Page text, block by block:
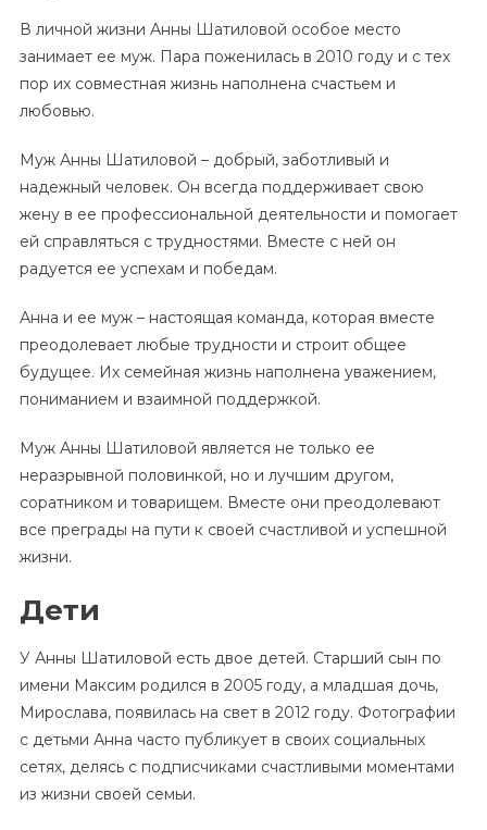
В личной жизни Анны Шатиловой особое место
занимает ее муж. Пара поженилась в 2010 году и с тех
пор их совместная жизнь наполнена счастьем и
любовью.
Муж Анны Шатиловой – добрый, заботливый и
надежный человек. Он всегда поддерживает свою
жену в ее профессиональной деятельности и помогает
ей справляться с трудностями. Вместе с ней он
радуется ее успехам и победам.
Анна и ее муж – настоящая команда, которая вместе
преодолевает любые трудности и строит общее
будущее. Их семейная жизнь наполнена уважением,
пониманием и взаимной поддержкой.
Муж Анны Шатиловой является не только ее
неразрывной половинкой, но и лучшим другом,
соратником и товарищем. Вместе они преодолевают
все преграды на пути к своей счастливой и успешной
жизни.
Дети
У Анны Шатиловой есть двое детей. Старший сын по
имени Максим родился в 2005 году, а младшая дочь,
Мирослава, появилась на свет в 2012 году. Фотографии
с детьми Анна часто публикует в своих социальных
сетях, делясь с подписчиками счастливыми моментами
из жизни своей семьи.